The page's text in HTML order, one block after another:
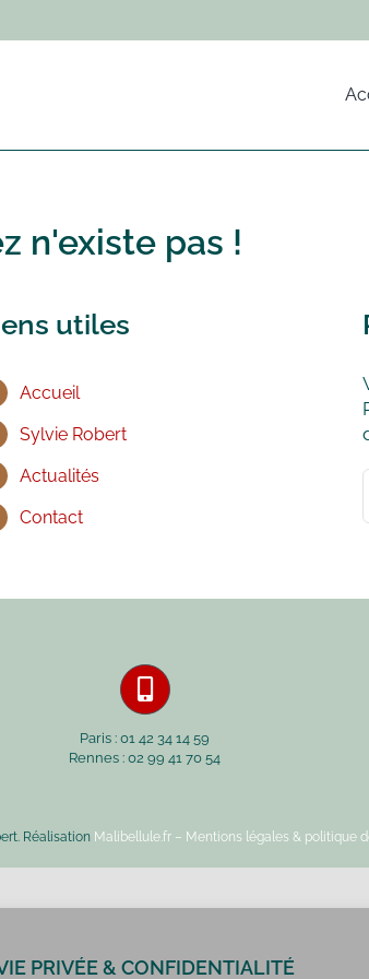
n'existe pas !
utiles
Accueil
Sylvie Robert
Actualités
Contact
Paris : 01 42 34 14 59
Rennes : 02 99 41 70 54
Réalisation Malibellule.fr – Mentions légales & politique
PRIVÉE & CONFIDENTIALITÉ